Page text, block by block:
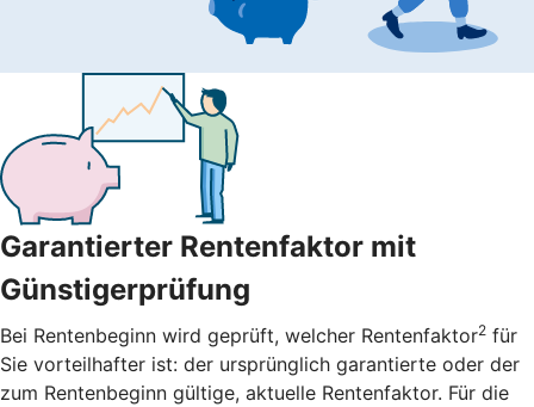
Garantierter Rentenfaktor mit
Günstigerprüfung
Bei Rentenbeginn wird geprüft, welcher Rentenfaktor2 für
Sie vorteilhafter ist: der ursprünglich garantierte oder der
zum Rentenbeginn gültige, aktuelle Rentenfaktor. Für die